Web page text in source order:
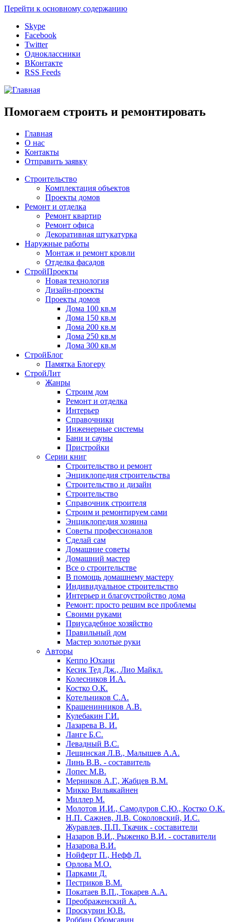
Перейти к основному содержанию
Skype
Facebook
Twitter
Одноклассники
ВКонтакте
RSS Feeds
Помогаем строить и ремонтировать
Главная
О нас
Контакты
Отправить заявку
Строительство
Комплектация объектов
Проекты домов
Ремонт и отделка
Ремонт квартир
Ремонт офиса
Декоративная штукатурка
Наружные работы
Монтаж и ремонт кровли
Отделка фасадов
СтройПроекты
Новая технология
Дизайн-проекты
Проекты домов
Дома 100 кв.м
Дома 150 кв.м
Дома 200 кв.м
Дома 250 кв.м
Дома 300 кв.м
СтройБлог
Памятка Блогеру
СтройЛит
Жанры
Строим дом
Ремонт и отделка
Интерьер
Справочники
Инженерные системы
Бани и сауны
Пристройки
Серии книг
Строительство и ремонт
Энциклопедия строительства
Строительство и дизайн
Строительство
Справочник строителя
Строим и ремонтируем сами
Энциклопедия хозяина
Советы профессионалов
Сделай сам
Домашние советы
Домашний мастер
Все о строительстве
В помощь домашнему мастеру
Индивидуальное строительство
Интерьер и благоустройство дома
Ремонт: просто решим все проблемы
Своими руками
Приусадебное хозяйство
Правильный дом
Мастер золотые руки
Авторы
Кеппо Юхани
Кесик Тед Дж., Лио Майкл.
Колесников И.А.
Костко О.К.
Котельников С.А.
Крашенинников А.В.
Кулебакин Г.И.
Лазарева В. И.
Ланге Б.С.
Левадный B.C.
Лещинская Л.В., Малышев А.А.
Линь В.В. - составитель
Лопес М.В.
Мерников А.Г., Жабцев В.М.
Микко Вильякайнен
Миллер М.
Молотов И.И., Самодуров С.Ю., Костко О.К.
Н.П. Сажнев, JI.В. Соколовский, И.С.
Журавлев, П.П. Ткачик - составители
Назаров В.И., Рыженко В.И. - составители
Назарова В.И.
Нойферт П., Нефф Л.
Орлова М.О.
Парками Д.
Пестриков В.М.
Покатаев В.П., Токарев А.А.
Преображенский А.
Проскурин Ю.В.
Роббин Обомсавин